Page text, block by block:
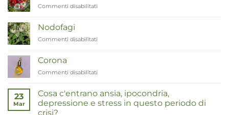
Commenti disabilitati
Nodofagi
Commenti disabilitati
Corona
Commenti disabilitati
23
Mar
Cosa c'entrano ansia, ipocondria,
depressione e stress in questo periodo di
crisi?